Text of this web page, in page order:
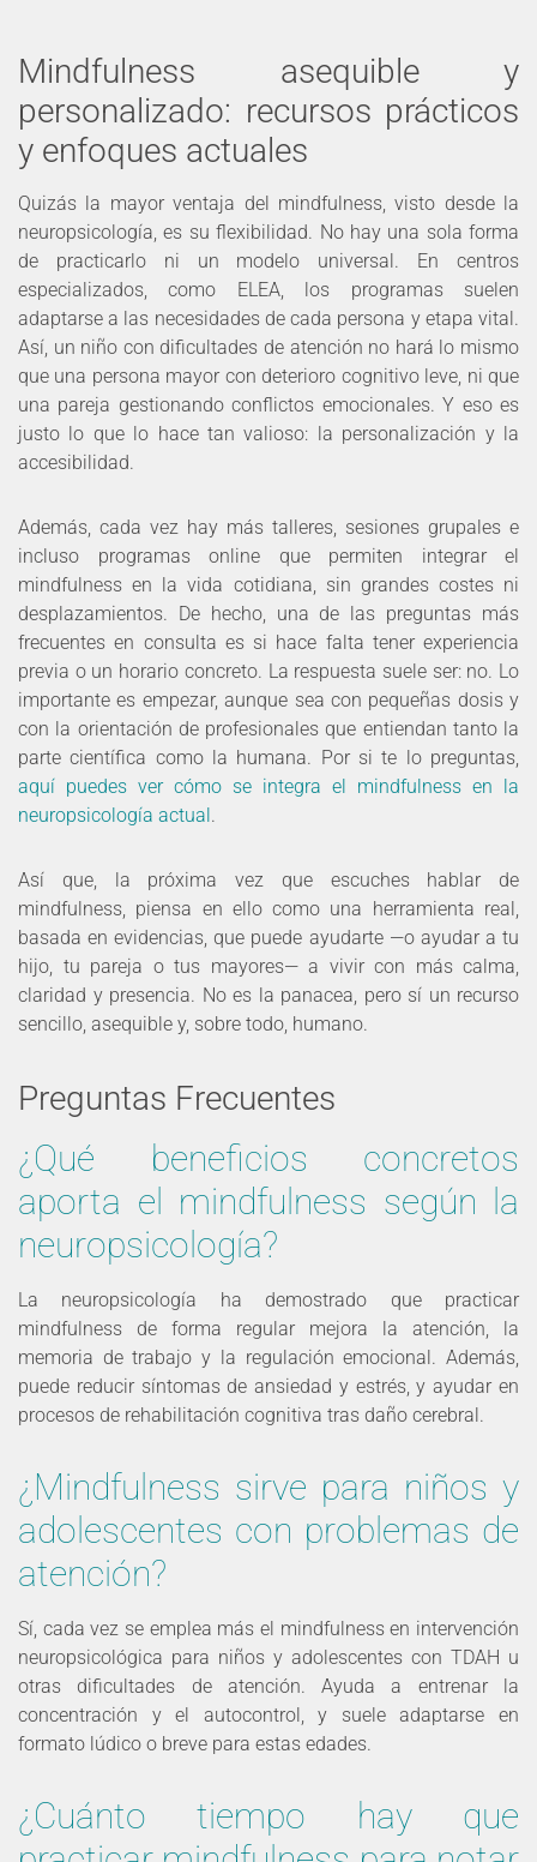
Mindfulness asequible y
personalizado: recursos prácticos
y enfoques actuales
Quizás la mayor ventaja del mindfulness, visto desde la
neuropsicología, es su flexibilidad. No hay una sola forma
de practicarlo ni un modelo universal. En centros
especializados, como ELEA, los programas suelen
adaptarse a las necesidades de cada persona y etapa vital.
Así, un niño con dificultades de atención no hará lo mismo
que una persona mayor con deterioro cognitivo leve, ni que
una pareja gestionando conflictos emocionales. Y eso es
justo lo que lo hace tan valioso: la personalización y la
accesibilidad.
Además, cada vez hay más talleres, sesiones grupales e
incluso programas online que permiten integrar el
mindfulness en la vida cotidiana, sin grandes costes ni
desplazamientos. De hecho, una de las preguntas más
frecuentes en consulta es si hace falta tener experiencia
previa o un horario concreto. La respuesta suele ser: no. Lo
importante es empezar, aunque sea con pequeñas dosis y
con la orientación de profesionales que entiendan tanto la
parte científica como la humana. Por si te lo preguntas,
aquí puedes ver cómo se integra el mindfulness en la
neuropsicología actual .
Así que, la próxima vez que escuches hablar de
mindfulness, piensa en ello como una herramienta real,
basada en evidencias, que puede ayudarte —o ayudar a tu
hijo, tu pareja o tus mayores— a vivir con más calma,
claridad y presencia. No es la panacea, pero sí un recurso
sencillo, asequible y, sobre todo, humano.
Preguntas Frecuentes
¿Qué beneficios concretos
aporta el mindfulness según la
neuropsicología?
La neuropsicología ha demostrado que practicar
mindfulness de forma regular mejora la atención, la
memoria de trabajo y la regulación emocional. Además,
puede reducir síntomas de ansiedad y estrés, y ayudar en
procesos de rehabilitación cognitiva tras daño cerebral.
¿Mindfulness sirve para niños y
adolescentes con problemas de
atención?
Sí, cada vez se emplea más el mindfulness en intervención
neuropsicológica para niños y adolescentes con TDAH u
otras dificultades de atención. Ayuda a entrenar la
concentración y el autocontrol, y suele adaptarse en
formato lúdico o breve para estas edades.
¿Cuánto tiempo hay que